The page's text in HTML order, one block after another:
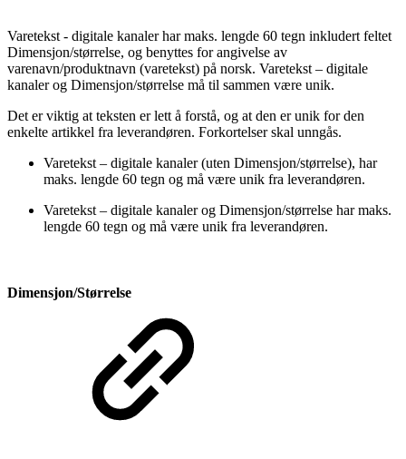
Varetekst - digitale kanaler har maks. lengde 60 tegn inkludert feltet
Dimensjon/størrelse, og benyttes for angivelse av
varenavn/produktnavn (varetekst) på norsk. Varetekst – digitale
kanaler og Dimensjon/størrelse må til sammen være unik.
Det er viktig at teksten er lett å forstå, og at den er unik for den
enkelte artikkel fra leverandøren. Forkortelser skal unngås.
Varetekst – digitale kanaler (uten Dimensjon/størrelse), har
maks. lengde 60 tegn og må være unik fra leverandøren.
Varetekst – digitale kanaler og Dimensjon/størrelse har maks.
lengde 60 tegn og må være unik fra leverandøren.
Dimensjon/Størrelse